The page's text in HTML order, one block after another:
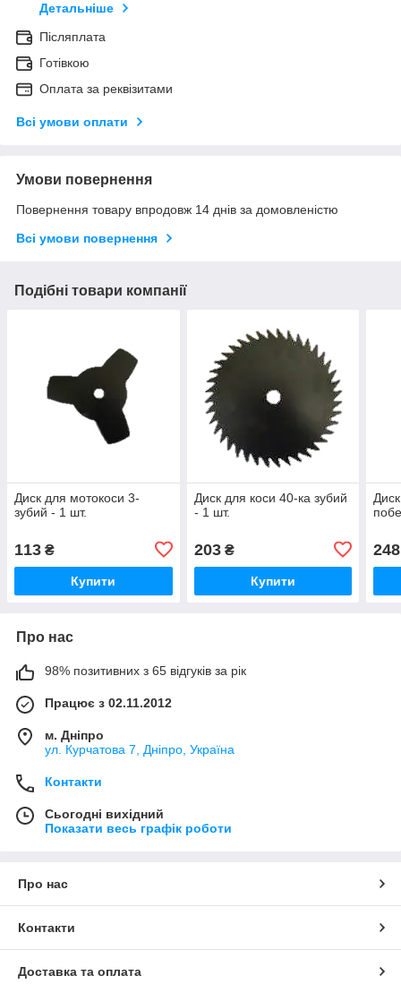
Детальніше
Післяплата
Готівкою
Оплата за реквізитами
Всі умови оплати
Умови повернення
Повернення товару впродовж 14 днів за домовленістю
Всі умови повернення
Подібні товари компанії
Диск для мотокоси 3-
зубий - 1 шт.
113 ₴
Купити
Диск для коси 40-ка зубий
- 1 шт.
203₴
Купити
248
Про нас
98% позитивних з 65 відгуків за рік
Працює з 02.11.2012
м. Дніпро
ул. Курчатова 7, Дніпро, Україна
Контакти
Сьогодні вихідний
Показати весь графік роботи
Про нас
Контакти
Доставка та оплата